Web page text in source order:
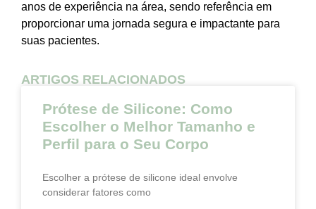
anos de experiência na área, sendo referência em
proporcionar uma jornada segura e impactante para
suas pacientes.
ARTIGOS RELACIONADOS
Prótese de Silicone: Como
Escolher o Melhor Tamanho e
Perfil para o Seu Corpo
Escolher a prótese de silicone ideal envolve
considerar fatores como